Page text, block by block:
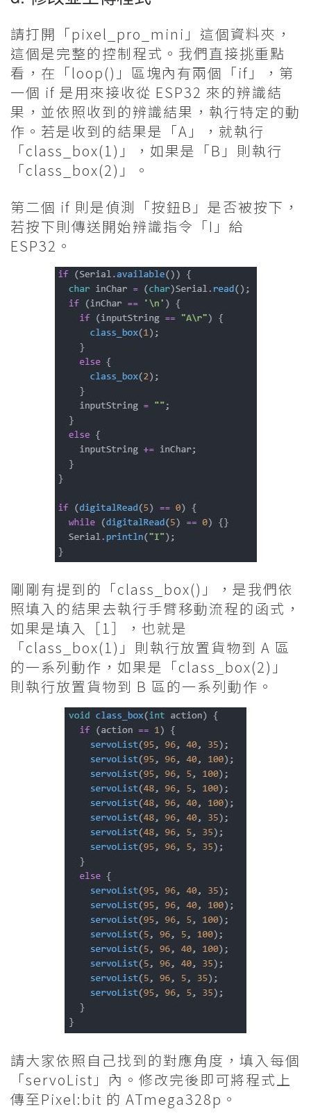
請打開「pixel_pro_mini」這個資料夾，
這個是完整的控制程式。我們直接挑重點
看，在「loop()」區塊內有兩個「if」，第
一個 if 是用來接收從 ESP32 來的辨識結
果，並依照收到的辨識結果，執行特定的動
作。若是收到的結果是「A」，就執行
「class_box(1)」，如果是「B」則執行
「class_box(2)」。
第二個 if 則是偵測「按鈕B」是否被按下，
若按下則傳送開始辨識指令「I」給
ESP32。
剛剛有提到的「class_box()」，是我們依
照填入的結果去執行手臂移動流程的函式，
如果是填入［1］，也就是
「class_box(1)」則執行放置貨物到 A 區
的一系列動作，如果是「class_box(2)」
則執行放置貨物到 B 區的一系列動作。
請大家依照自己找到的對應角度，填入每個
「servoList」內。修改完後即可將程式上
傳至Pixel:bit 的 ATmega328p。